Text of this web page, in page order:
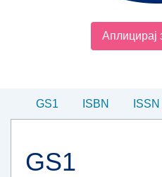
Аплицирај
GS1 ISBN ISSN
GS1